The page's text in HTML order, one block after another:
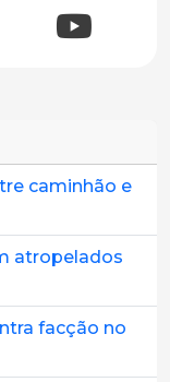
caminhão e
atropelados
facção no